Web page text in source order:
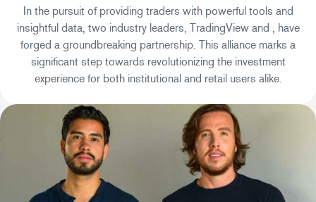
In the pursuit of providing traders with powerful tools and
insightful data, two industry leaders, TradingView and , have
forged a groundbreaking partnership. This alliance marks a
significant step towards revolutionizing the investment
experience for both institutional and retail users alike.